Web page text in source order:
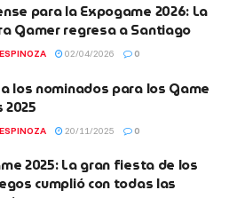
para la Expogame 2026: La
Gamer regresa a Santiago
02/04/2026 0
a los nominados para los Game
20/11/2025 0
2025: La gran fiesta de los
cumplió con todas las